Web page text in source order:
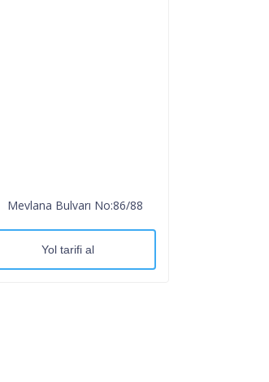
Mevlana Bulvarı No:86/88
Yol tarifi al